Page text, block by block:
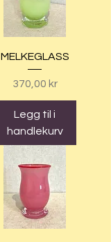
MELKEGLASS
Pris
370,00 kr
Legg til i
handlekurv